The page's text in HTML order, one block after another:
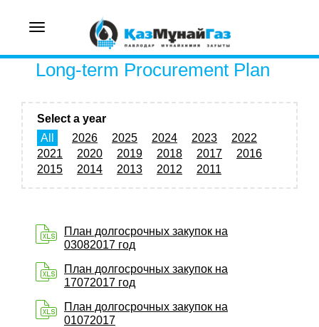
Toggle
Long-term Procurement Plan
Select a year
All
2026 2025 2024 2023
2022
2021
2020 2019 2018 2017
2016
2015
2014 2013 2012 2011
План долгосрочных закупок на
03082017 год
План долгосрочных закупок на
17072017 год
План долгосрочных закупок на
01072017